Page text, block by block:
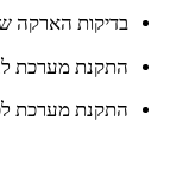
בדיקות הארקה
התקנת מערכת
התקנת מערכת